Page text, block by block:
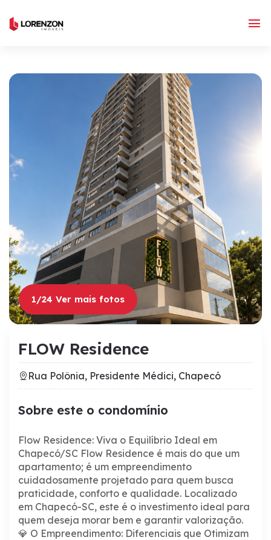
1/24 Ver mais fotos
FLOW Residence
Rua Polônia, Presidente Médici, Chapecó
Sobre este o condomínio
Flow Residence: Viva o Equilíbrio Ideal em
Chapecó/SC Flow Residence é mais do que um
apartamento; é um empreendimento
cuidadosamente projetado para quem busca
praticidade, conforto e qualidade. Localizado
em Chapecó-SC, este é o investimento ideal para
quem deseja morar bem e garantir valorização.
💎 O Empreendimento: Diferenciais que Otimizam